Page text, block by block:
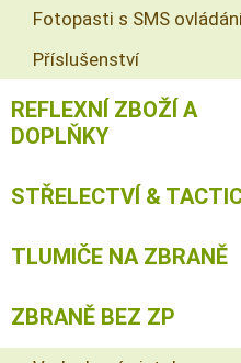
Fotopasti s SMS
Příslušenství
REFLEXNÍ ZBOŽÍ A
DOPLŇKY
STŘELECTVÍ &
TLUMIČE NA ZBRANĚ
ZBRANĚ BEZ ZP